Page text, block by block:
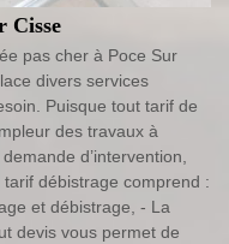
Cisse
pas cher à Poce Sur
divers services
Puisque tout tarif de
des travaux à
d’intervention,
débistrage comprend :
et débistrage, - La
devis vous permet de